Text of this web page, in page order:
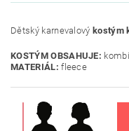
Dětský karnevalový kostým
KOSTÝM OBSAHUJE:
MATERIÁL: fleece